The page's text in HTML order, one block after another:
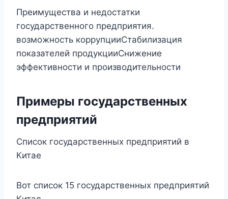
Преимущества и недостатки
государственного предприятия.
возможность коррупцииСтабилизация
показателей продукцииСнижение
эффективности и производительности
Примеры государственных
предприятий
Список государственных предприятий в
Китае
Вот список 15 государственных предприятий